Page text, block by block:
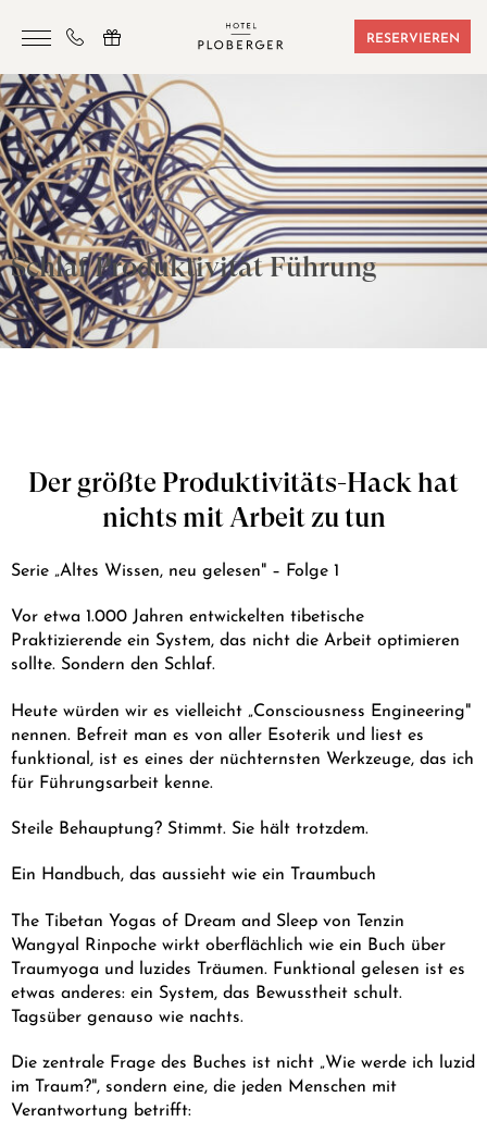
RESERVIEREN
HOTEL
ZIMMER & BUCHUNGEN
SAUNA & SPORT
SEMINARE
ANGEBOTE
LAGE & FREIZEIT
+43 7242 629 41
RESERVIERUNG@HOTEL-PLOBERGER.AT
Schlaf Produktivität Führung
Der größte Produktivitäts-Hack hat
nichts mit Arbeit zu tun
Serie „Altes Wissen, neu gelesen" – Folge 1
Vor etwa 1.000 Jahren entwickelten tibetische
Praktizierende ein System, das nicht die Arbeit optimieren
sollte. Sondern den Schlaf.
Heute würden wir es vielleicht „Consciousness Engineering"
nennen. Befreit man es von aller Esoterik und liest es
funktional, ist es eines der nüchternsten Werkzeuge, das ich
für Führungsarbeit kenne.
Steile Behauptung? Stimmt. Sie hält trotzdem.
Ein Handbuch, das aussieht wie ein Traumbuch
The Tibetan Yogas of Dream and Sleep von Tenzin
Wangyal Rinpoche wirkt oberflächlich wie ein Buch über
Traumyoga und luzides Träumen. Funktional gelesen ist es
etwas anderes: ein System, das Bewusstheit schult.
Tagsüber genauso wie nachts.
Die zentrale Frage des Buches ist nicht „Wie werde ich luzid
im Traum?", sondern eine, die jeden Menschen mit
Verantwortung betrifft: